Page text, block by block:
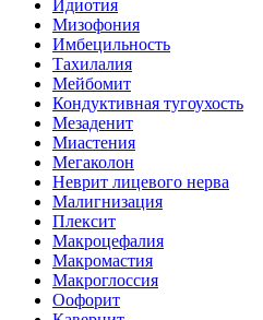
Идиотия
Мизофония
Имбецильность
Тахилалия
Мейбомит
Кондуктивная тугоухость
Мезаденит
Миастения
Мегаколон
Неврит лицевого нерва
Малигнизация
Плексит
Макроцефалия
Макромастия
Макроглоссия
Оофорит